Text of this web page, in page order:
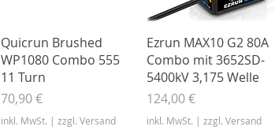
Schnellansicht
Quicrun Brushed
WP1080 Combo 555
11 Turn
Preis
70,90 €
inkl. MwSt. | zzgl. Versand
Schnellansicht
Ezrun MAX10 G2 80A
Combo mit 3652SD-
5400kV 3,175 Welle
Preis
124,00 €
inkl. MwSt. |zzgl. Versand